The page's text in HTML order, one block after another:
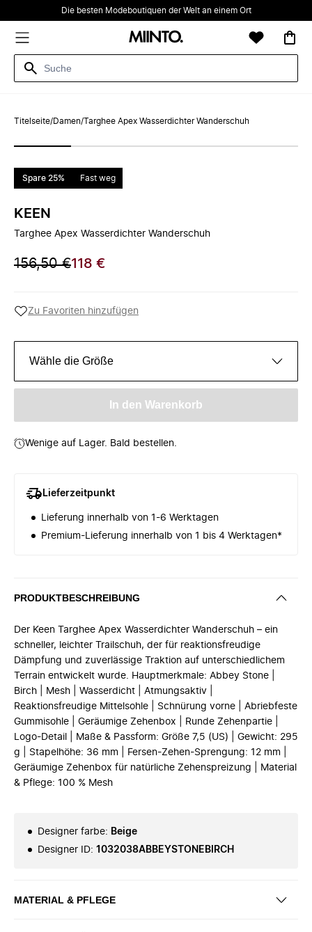
Die besten Modeboutiquen der Welt an einem Ort
Titelseite/Damen/Targhee Apex Wasserdichter Wanderschuh
Spare 25% Fast weg
KEEN
Targhee Apex Wasserdichter Wanderschuh
156,50 €118 €
Zu Favoriten hinzufügen
Wähle die Größe
In den Warenkorb
Wenige auf Lager. Bald bestellen.
Lieferzeitpunkt
Lieferung innerhalb von 1-6 Werktagen
Premium-Lieferung innerhalb von 1 bis 4 Werktagen*
PRODUKTBESCHREIBUNG
Der Keen Targhee Apex Wasserdichter Wanderschuh – ein
schneller, leichter Trailschuh, der für reaktionsfreudige
Dämpfung und zuverlässige Traktion auf unterschiedlichem
Terrain entwickelt wurde. Hauptmerkmale: Abbey Stone |
Birch | Mesh | Wasserdicht | Atmungsaktiv |
Reaktionsfreudige Mittelsohle | Schnürung vorne | Abriebfeste
Gummisohle | Geräumige Zehenbox | Runde Zehenpartie |
Logo-Detail | Maße & Passform: Größe 7,5 (US) | Gewicht: 295
g | Stapelhöhe: 36 mm | Fersen-Zehen-Sprengung: 12 mm |
Geräumige Zehenbox für natürliche Zehenspreizung | Material
& Pflege: 100 % Mesh
Designer farbe: Beige
Designer ID: 1032038ABBEYSTONEBIRCH
MATERIAL & PFLEGE